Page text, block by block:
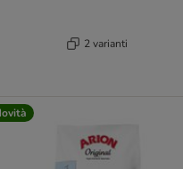
2 varianti